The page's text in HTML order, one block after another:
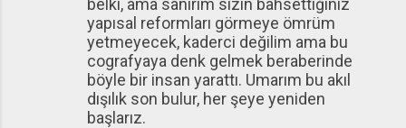
belki, ama sanırım sizin bahsettiğiniz
yapısal reformları görmeye ömrüm
yetmeyecek, kaderci değilim ama bu
cografyaya denk gelmek beraberinde
böyle bir insan yarattı. Umarım bu akıl
dışılık son bulur, her şeye yeniden
başlarız.